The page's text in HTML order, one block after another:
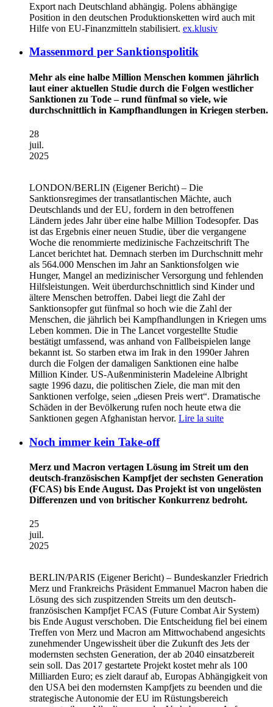
Export nach Deutschland abhängig. Polens abhängige
Position in den deutschen Produktionsketten wird auch mit
Hilfe von EU-Finanzmitteln stabilisiert. ex.klusiv
Massenmord per Sanktionspolitik
Mehr als eine halbe Million Menschen kommen jährlich
laut einer aktuellen Studie durch die Folgen westlicher
Sanktionen zu Tode – rund fünfmal so viele, wie
durchschnittlich in Kampfhandlungen in Kriegen sterben.
28
juil.
2025
LONDON/BERLIN (Eigener Bericht) – Die
Sanktionsregimes der transatlantischen Mächte, auch
Deutschlands und der EU, fordern in den betroffenen
Ländern jedes Jahr über eine halbe Million Todesopfer. Das
ist das Ergebnis einer neuen Studie, über die vergangene
Woche die renommierte medizinische Fachzeitschrift The
Lancet berichtet hat. Demnach sterben im Durchschnitt mehr
als 564.000 Menschen im Jahr an Sanktionsfolgen wie
Hunger, Mangel an medizinischer Versorgung und fehlenden
Hilfsleistungen. Weit überdurchschnittlich sind Kinder und
ältere Menschen betroffen. Dabei liegt die Zahl der
Sanktionsopfer gut fünfmal so hoch wie die Zahl der
Menschen, die jährlich bei Kampfhandlungen in Kriegen ums
Leben kommen. Die in The Lancet vorgestellte Studie
bestätigt umfassend, was anhand von Fallbeispielen lange
bekannt ist. So starben etwa im Irak in den 1990er Jahren
durch die Folgen der damaligen Sanktionen eine halbe
Million Kinder. US-Außenministerin Madeleine Albright
sagte 1996 dazu, die politischen Ziele, die man mit den
Sanktionen verfolge, seien „diesen Preis wert“. Dramatische
Schäden in der Bevölkerung rufen noch heute etwa die
Sanktionen gegen Afghanistan hervor. Lire la suite
Noch immer kein Take-off
Merz und Macron vertagen Lösung im Streit um den
deutsch-französischen Kampfjet der sechsten Generation
(FCAS) bis Ende August. Das Projekt ist von ungelösten
Differenzen und von britischer Konkurrenz bedroht.
25
juil.
2025
BERLIN/PARIS (Eigener Bericht) – Bundeskanzler Friedrich
Merz und Frankreichs Präsident Emmanuel Macron haben die
Lösung des sich zuspitzenden Streits um den deutsch-
französischen Kampfjet FCAS (Future Combat Air System)
bis Ende August verschoben. Die Entscheidung fiel bei einem
Treffen von Merz und Macron am Mittwochabend angesichts
zunehmender Ungewissheit über die Zukunft des Jets der
modernsten sechsten Generation, der ab 2040 einsatzbereit
sein soll. Das 2017 gestartete Projekt kostet mehr als 100
Milliarden Euro; es zielt darauf ab, Europas Abhängigkeit von
den USA bei den modernsten Kampfjets zu beenden und die
strategische Autonomie der EU im Rüstungsbereich